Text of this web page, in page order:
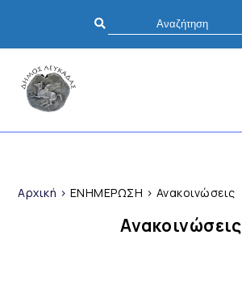
Αρχική > ΕΝΗΜΕΡΩΣΗ > Ανακοινώσεις
Ανακοινώσεις